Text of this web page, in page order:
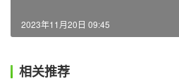
2023年11月20日 09:45
相关推荐